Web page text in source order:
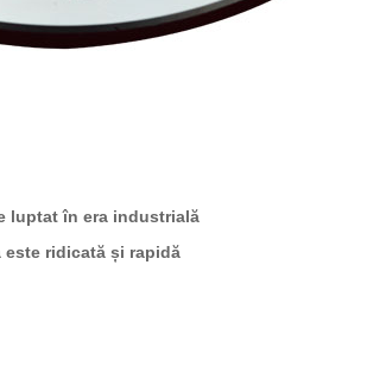
luptat în era industrială
este ridicată și rapidă